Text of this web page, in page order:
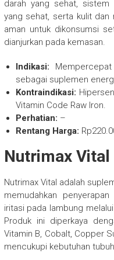
darah yang sehat,
yang sehat, serta kulit dan
aman untuk dikonsumsi
dianjurkan pada kemasan.
Indikasi:
sebagai suplemen
Kontraindikasi:
Vitamin Code Raw Iron.
Perhatian: –
Rentang Harga:
Nutrimax Vital
Nutrimax Vital adalah
memudahkan
iritasi pada lambung
Produk ini diperkaya
Vitamin B, Cobalt, Copper
mencukupi kebutuhan